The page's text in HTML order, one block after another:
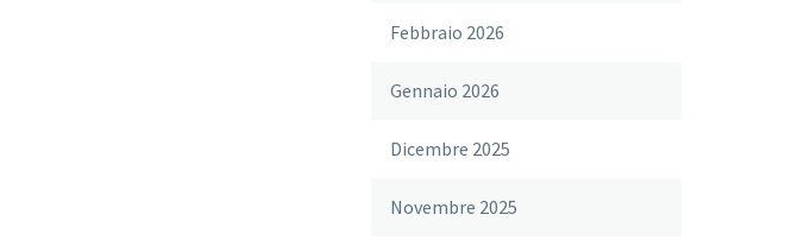
Febbraio 2026
Gennaio 2026
Dicembre 2025
Novembre 2025